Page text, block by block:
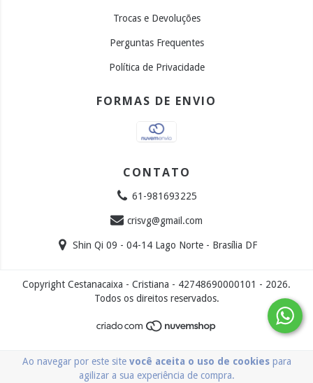
Ao navegar por este site você aceita o uso de cookiespara
agilizar a sua experiência de compra.
Trocas e Devoluções
Perguntas Frequentes
Política de Privacidade
FORMAS DE ENVIO
CONTATO
61-981693225
crisvg@gmail.com
Shin Qi 09 - 04-14 Lago Norte - Brasília DF
Copyright Cestanacaixa - Cristiana - 42748690000101 - 2026.
Todos os direitos reservados.